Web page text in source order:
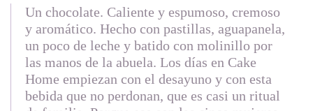
Un chocolate. Caliente y espumoso, cremoso
y aromático. Hecho con pastillas, aguapanela,
un poco de leche y batido con molinillo por
las manos de la abuela. Los días en Cake
Home empiezan con el desayuno y con esta
bebida que no perdonan, que es casi un ritual